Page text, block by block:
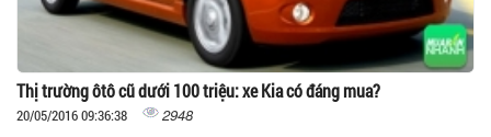
Thị trường ôtô cũ dưới 100 triệu: xe Kia có đáng mua?
20/05/2016 09:36:38 2948